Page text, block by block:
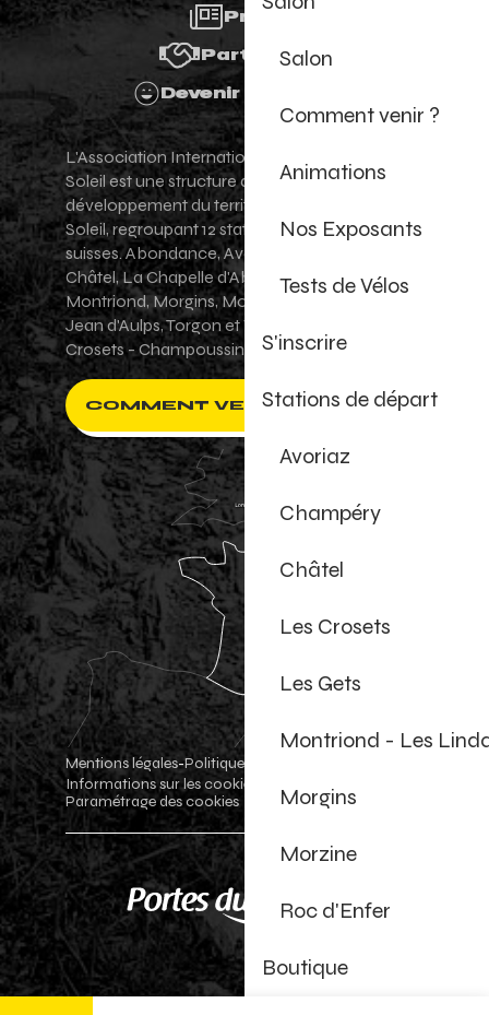
Salon
Comment venir ?
Animations
Nos Exposants
Tests de Vélos
S'inscrire
Stations de départ
Avoriaz
Champéry
Châtel
Les Crosets
Les Gets
Montriond - Les
Morgins
Morzine
Roc d'Enfer
Boutique
Presse
Partenaires
Devenir Bénévole
L'Association Internationale des Portes du
Soleil est une structure de promotion et de
développement du territoire des Portes du
Soleil, regroupant 12 stations villages franco-
suisses. Abondance, Avoriaz 1800, Champéry,
Châtel, La Chapelle d'Abondance, Les Gets,
Montriond, Morgins, Morzine-Avoriaz, Saint-
Jean d'Aulps, Torgon et Val-d'Illiez - Les
Crosets - Champoussin.
COMMENT VENIR ?
Mentions légales-Politique de confidentialité
Informations sur les cookies
Paramétrage des cookies